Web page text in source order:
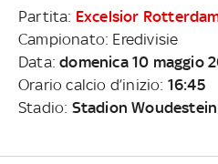
Partita: Excelsior
Campionato: Eredivisie
Data:domenica 10 maggio
Orario calcio d’inizio: 16:45
Stadio: Stadion Woudestein